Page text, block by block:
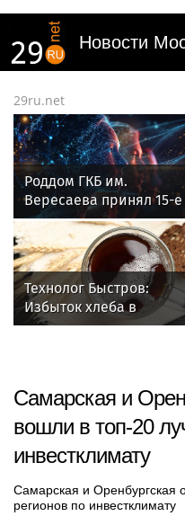
Новости
29ru.net
Роддом ГКБ им.
Вересаева принял 15-е
дитя московской мамы
Технолог Быстров:
Избыток хлеба в
домашнем квасе может
Самарская и
вошли в топ-20
инвестклимату
Самарская и Оренбургская
регионов по инвестклимату